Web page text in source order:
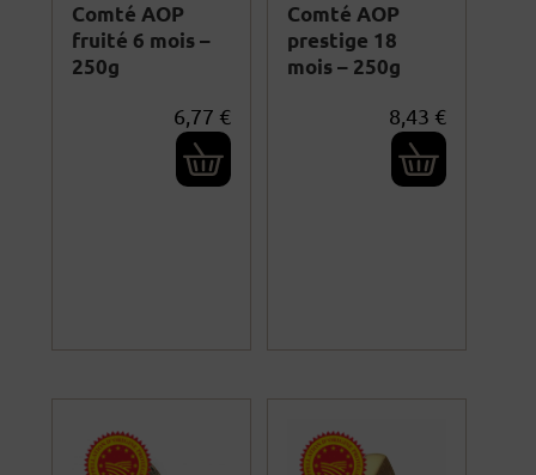
Comté AOP
fruité 6 mois –
250g
6,77 €
Comté AOP
prestige 18
mois – 250g
8,43 €